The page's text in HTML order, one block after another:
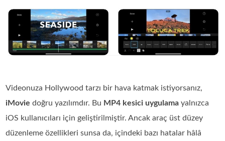
Videonuza Hollywood tarzı bir hava katmak istiyorsanız,
iMovie doğru yazılımdır. Bu MP4 kesici uygulama yalnızca
iOS kullanıcıları için geliştirilmiştir. Ancak araç üst düzey
düzenleme özellikleri sunsa da, içindeki bazı hatalar hâlâ